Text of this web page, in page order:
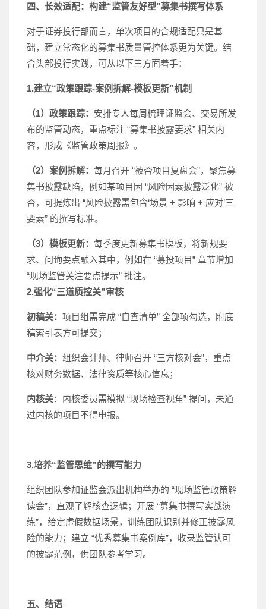
四、长效适配：构建“监管友好型”募集书撰写体系
对于证券投行部而言，单次项目的合规适配只是基
础，建立常态化的募集书质量管控体系更为关键。结
合头部投行实践，可从以下三方面着手：
1.建立“政策跟踪-案例拆解-模板更新”机制
（1）政策跟踪： 安排专人每周梳理证监会、交易所发
布的监管动态，重点标注 “募集书披露要求” 相关内
容，形成《监管政策周报》。
（2）案例拆解： 每月召开 “被否项目复盘会”，聚焦募
集书披露缺陷，例如某项目因 “风险因素披露泛化” 被
否，可提炼出 “风险披露需包含‘场景 + 影响 + 应对’三
要素” 的撰写标准。
（3）模板更新： 每季度更新募集书模板，将新规要
求、问询要点融入其中，例如在 “募投项目” 章节增加
“现场监管关注要点提示” 批注。
2.强化“三道质控关”审核
初稿关： 项目组需完成 “自查清单” 全部项勾选，附底
稿索引表方可提交；
中介关： 组织会计师、律师召开 “三方核对会”，重点
核对财务数据、法律资质等核心信息；
内核关：内核委员需模拟 “现场检查视角” 提问，未通
过内核的项目不得申报。
3.培养“监管思维”的撰写能力
组织团队参加证监会派出机构举办的 “现场监管政策解
读会”，直观了解核查逻辑；开展 “募集书撰写实战演
练”，给定虚假数据场景，训练团队识别并修正披露风
险的能力；建立 “优秀募集书案例库”，收录监管认可
的披露范例，供团队参考学习。
五、结语